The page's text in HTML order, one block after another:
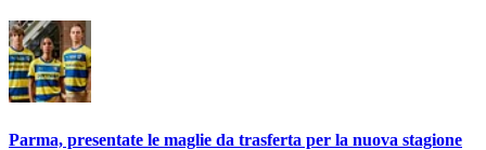
Parma, presentate le maglie da trasferta per la nuova stagione